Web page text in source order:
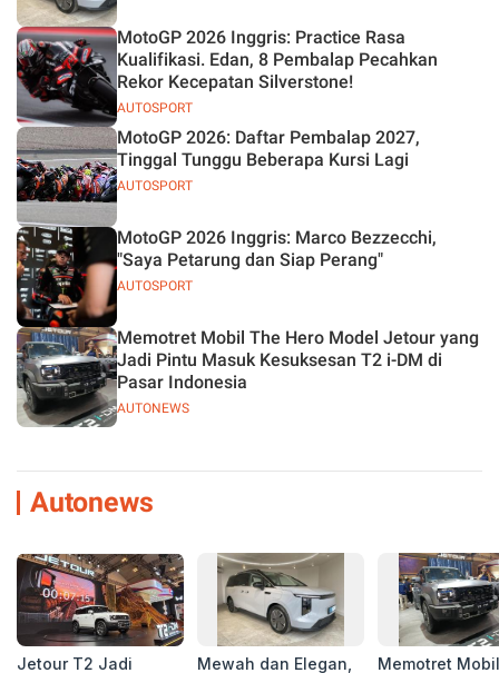
AUTOSPORT
MotoGP 2026 Inggris: Practice Rasa
Kualifikasi. Edan, 8 Pembalap Pecahkan
Rekor Kecepatan Silverstone!
AUTOSPORT
MotoGP 2026: Daftar Pembalap 2027,
Tinggal Tunggu Beberapa Kursi Lagi
AUTOSPORT
MotoGP 2026 Inggris: Marco Bezzecchi,
"Saya Petarung dan Siap Perang"
AUTONEWS
Memotret Mobil The Hero Model Jetour yang
Jadi Pintu Masuk Kesuksesan T2 i-DM di
Pasar Indonesia
Autonews
Jetour T2 Jadi
Mewah dan Elegan,
Memotret